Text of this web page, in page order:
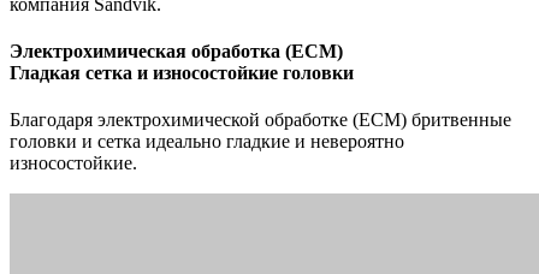
Электрохимическая обработка (ECM)
Гладкая сетка и износостойкие головки
Благодаря электрохимической обработке (ECM) бритвенные
головки и сетка идеально гладкие и невероятно
износостойкие.